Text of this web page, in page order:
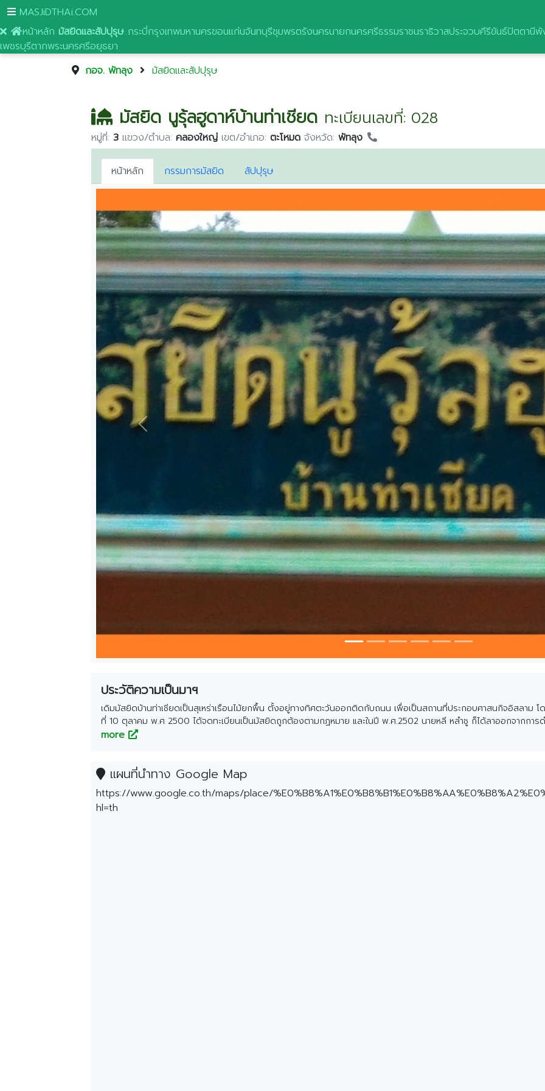
MASJiDTHAi.COM
หน้าหลัก มัสยิดและสัปปุรุษ กระบี่กรุงเทพมหานครขอนแก่นจันทบุรีชุมพรตรังนครนายกนครศรีธรรมราชนราธิวาสประจวบคีรีขันธ์ปัตตานีพั
เพชรบุรีตากพระนครศรีอยุธยา
กอจ. พัทลุง
มัสยิดและสัปปุรุษ
มัสยิด นูรุ้ลฮูดาห์บ้านท่าเชียด ทะเบียนเลขที่: 028
หมู่ที่: 3 แขวง/ตำบล: คลองใหญ่ เขต/อำเภอ: ตะโหมด จังหวัด: พัทลุง
หน้าหลัก กรรมการมัสยิด สัปปุรุษ
Previous
ประวัติความเป็นมาฯ
เดิมมัสยิดบ้านท่าเชียดเป็นสุเหร่าเรือนไม้ยกพื้น ตั้งอยู่ทางทิศตะวันออกติดกับถนน เพื่อเป็นสถานที่ประกอบศาสนกิจอิสลาม
ที่ 10 ตุลาคม พ.ศ 2500 ได้จดทะเบียนเป็นมัสยิดถูกต้องตามกฏหมาย และในปี พ.ศ.2502 นายหลี หลำชู ก็ได้ลาออกจากการ
ตั้ง นายเหลาะ สันหละ เข้าดำรงตำแหน่งอิหม่ำ เมื่อปี พ.ศ.2511 นายเหลาะ สันหละ ก็ได้ลาออกจากตำแหน่งอิหม่ำ หลังจากนั้นช
more
แผนที่นำทาง Google Map
https://www.google.co.th/maps/place/
hl=th